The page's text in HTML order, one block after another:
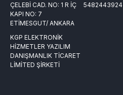
ÇELEBİ CAD. NO: 1 R İÇ
KAPI NO: 7
ETİMESGUT/ ANKARA
5482443924
KGP ELEKTRONİK
HİZMETLER YAZILIM
DANIŞMANLIK TİCARET
LİMİTED ŞİRKETİ